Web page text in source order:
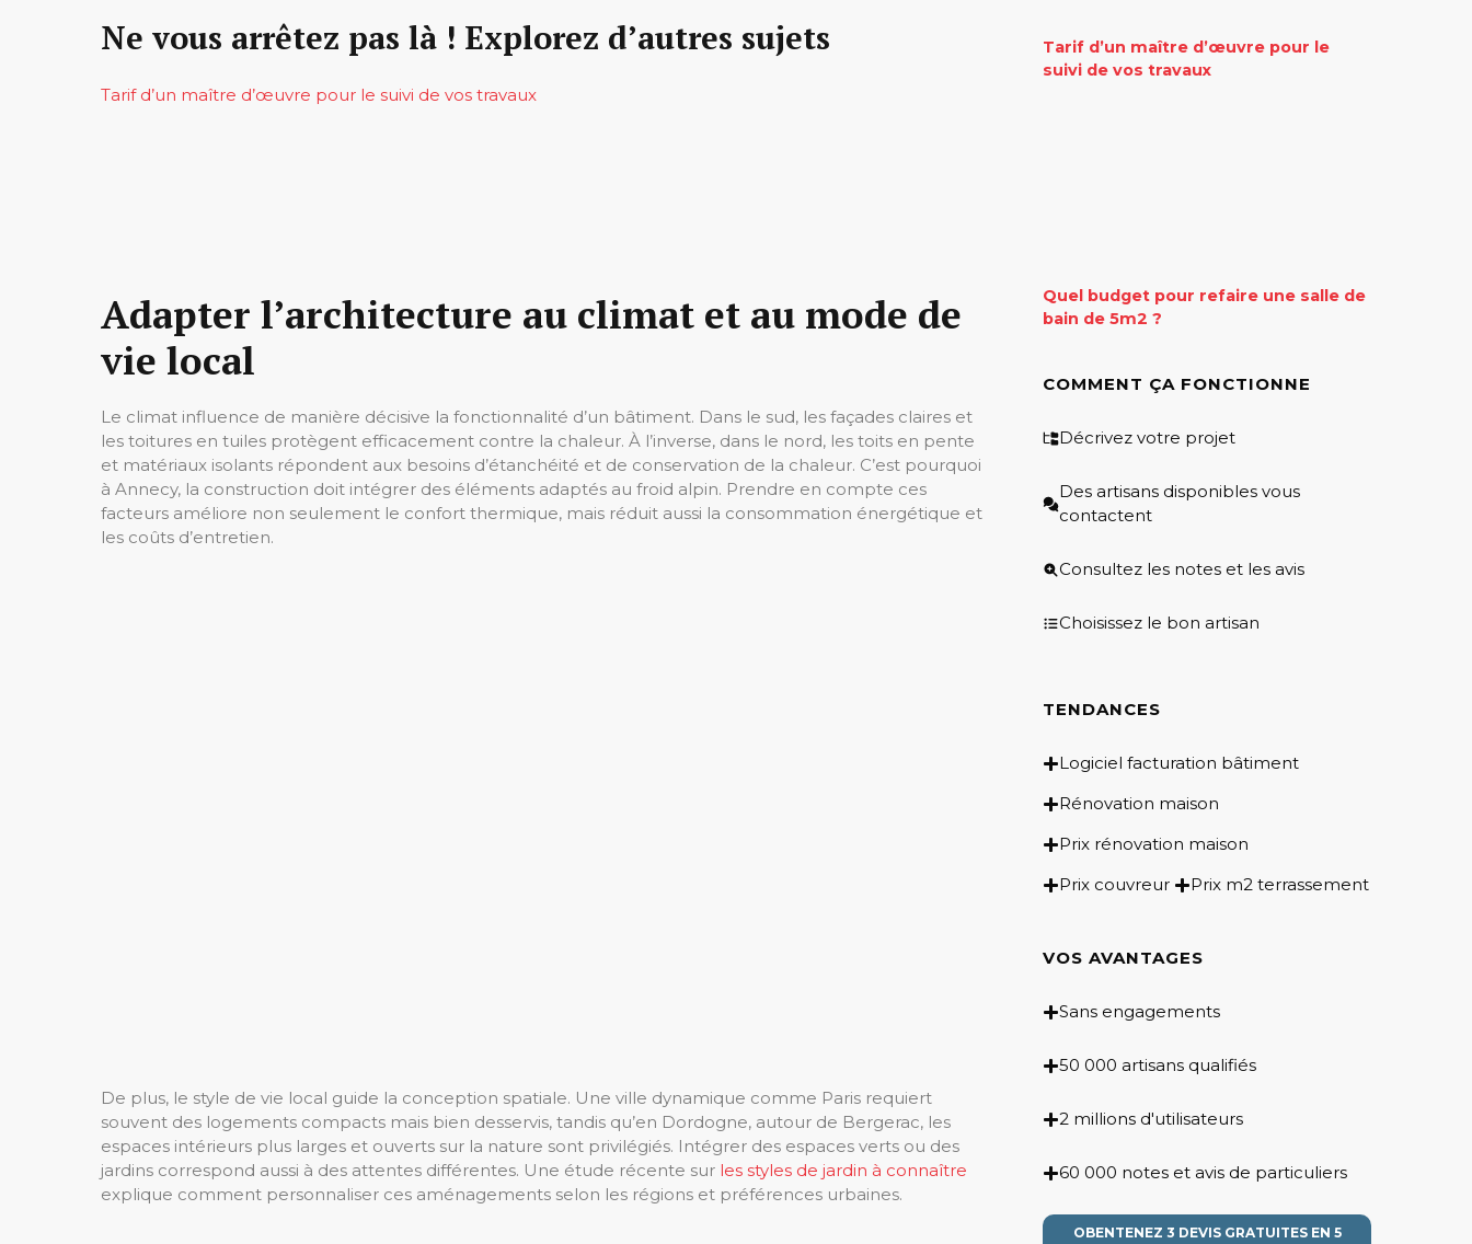
Ne vous arrêtez pas là ! Explorez d’autres sujets
Tarif d’un maître d’œuvre pour le suivi de vos travaux
Adapter l’architecture au climat et au mode de
vie local
Le climat influence de manière décisive la fonctionnalité d’un bâtiment. Dans le sud, les façades claires et
les toitures en tuiles protègent efficacement contre la chaleur. À l’inverse, dans le nord, les toits en pente
et matériaux isolants répondent aux besoins d’étanchéité et de conservation de la chaleur. C’est pourquoi
à Annecy, la construction doit intégrer des éléments adaptés au froid alpin. Prendre en compte ces
facteurs améliore non seulement le confort thermique, mais réduit aussi la consommation énergétique et
les coûts d’entretien.
De plus, le style de vie local guide la conception spatiale. Une ville dynamique comme Paris requiert
souvent des logements compacts mais bien desservis, tandis qu’en Dordogne, autour de Bergerac, les
espaces intérieurs plus larges et ouverts sur la nature sont privilégiés. Intégrer des espaces verts ou des
jardins correspond aussi à des attentes différentes. Une étude récente sur les styles de jardin à connaître
explique comment personnaliser ces aménagements selon les régions et préférences urbaines.
Tarif d’un maître d’œuvre pour le
suivi de vos travaux
Quel budget pour refaire une salle de
bain de 5m2 ?
COMMENT ÇA FONCTIONNE
Décrivez votre projet
Des artisans disponibles vous
contactent
Consultez les notes et les avis
Choisissez le bon artisan
TENDANCES
Logiciel facturation bâtiment
Rénovation maison
Prix rénovation maison
Prix couvreur
Prix m2 terrassement
VOS AVANTAGES
Sans engagements
50 000 artisans qualifiés
2 millions d'utilisateurs
60 000 notes et avis de particuliers
OBENTENEZ 3 DEVIS GRATUITES EN 5